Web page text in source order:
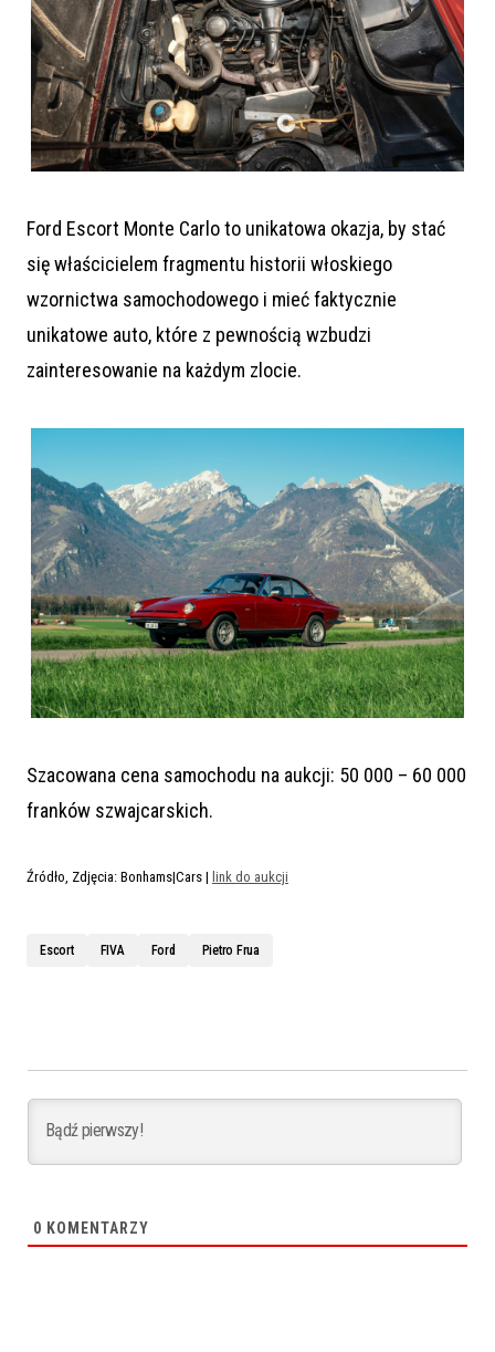
Ford Escort Monte Carlo to unikatowa okazja, by stać
się właścicielem fragmentu historii włoskiego
wzornictwa samochodowego i mieć faktycznie
unikatowe auto, które z pewnością wzbudzi
zainteresowanie na każdym zlocie.
Szacowana cena samochodu na aukcji: 50 000 – 60 000
franków szwajcarskich.
Źródło, Zdjęcia: Bonhams|Cars | link do aukcji
Escort FIVA Ford Pietro Frua
0 KOMENTARZY